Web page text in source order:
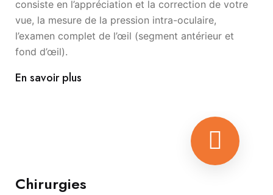
consiste en l’appréciation et la correction de votre
vue, la mesure de la pression intra-oculaire,
l’examen complet de l’œil (segment antérieur et
fond d’œil).
En savoir plus
Chirurgies